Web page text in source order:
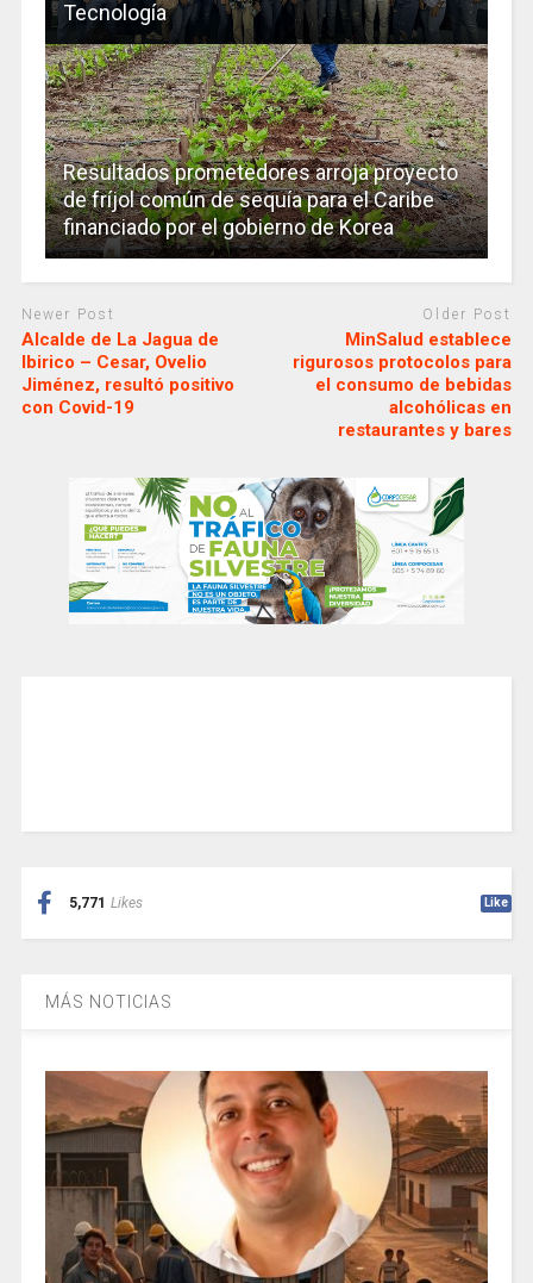
Tecnología
Resultados prometedores arroja proyecto
de fríjol común de sequía para el Caribe
financiado por el gobierno de Korea
Newer Post
Alcalde de La Jagua de
Ibirico – Cesar, Ovelio
Jiménez, resultó positivo
con Covid-19
Older Post
MinSalud establece
rigurosos protocolos para
el consumo de bebidas
alcohólicas en
restaurantes y bares
5,771 Likes Like
MÁS NOTICIAS